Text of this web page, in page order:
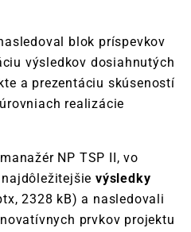
blok príspevkov
výsledkov dosiahnutých
a prezentáciu skúseností
realizácie
NP TSP II, vo
najdôležitejšievýsledky
2328 kB) a nasledovali
prvkov projektu